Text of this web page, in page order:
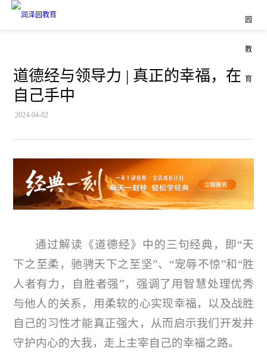
道德经与领导力 | 真正的幸福，在
自己手中
2024-04-02
通过解读《道德经》中的三句经典，即“天
下之至柔，驰骋天下之至坚”、“宠辱不惊”和“胜
人者有力，自胜者强”，强调了用智慧处理优秀
与他人的关系，用柔软的心实现幸福，以及战胜
自己的习性才能真正强大，从而启示我们开发并
守护内心的大我，走上主宰自己的幸福之路。